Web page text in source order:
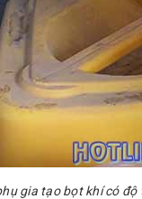
gia tạo bọt khí có độ